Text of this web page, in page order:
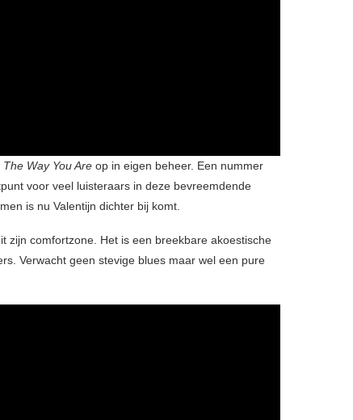
The Way You Are op in eigen beheer. Een nummer
voor veel luisteraars in deze bevreemdende
is nu Valentijn dichter bij komt.
zijn comfortzone. Het is een breekbare akoestische
Verwacht geen stevige blues maar wel een pure